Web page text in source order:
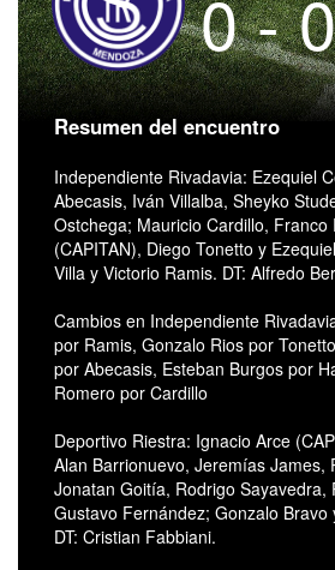
0 -
Resumen del encuentro
Independiente Rivadavia: Ezequiel
Abecasis, Iván Villalba, Sheyko
Ostchega; Mauricio Cardillo, Franco
(CAPITAN), Diego Tonetto y
Villa y Victorio Ramis. DT: Alfredo
Cambios en Independiente
por Ramis, Gonzalo Rios por
por Abecasis, Esteban Burgos por
Romero por Cardillo
Deportivo Riestra: Ignacio Arce
Alan Barrionuevo, Jeremías James,
Jonatan Goitía, Rodrigo Sayavedra,
Gustavo Fernández; Gonzalo Bravo
DT: Cristian Fabbiani.